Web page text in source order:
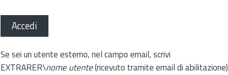
Accedi
Se sei un utente esterno, nel campo email, scrivi
EXTRARER\nome utente(ricevuto tramite email di abilitazione)